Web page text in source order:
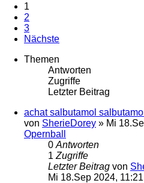
1
2
3
Nächste
Themen
Antworten
Zugriffe
Letzter Beitrag
achat salbutamol
von SherieDorey » Mi
Opernball
0 Antworten
1 Zugriffe
Letzter Beitrag von
Mi 18.Sep 2024, 11:21